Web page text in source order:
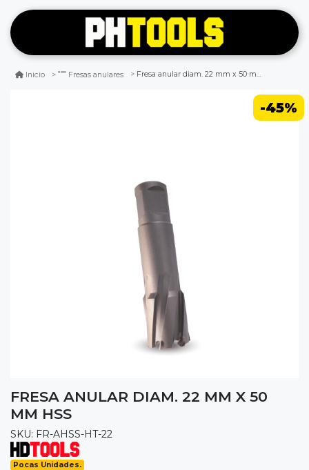
Inicio Fresas anulares Fresa anular diam. 22 mm x 50 mm hss
-45%
FRESA ANULAR DIAM. 22 MM X 50
MM HSS
SKU: FR-AHSS-HT-22
Pocas Unidades.